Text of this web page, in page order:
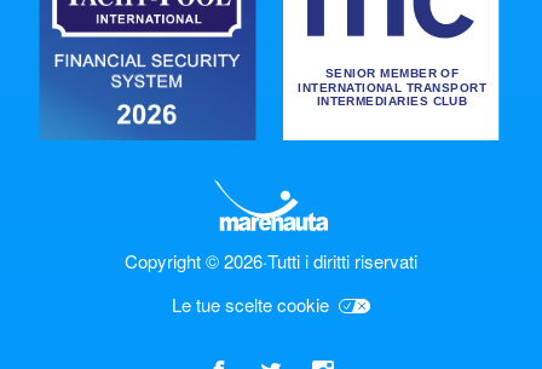
Copyright © 2026·Tutti i diritti riservati
Le tue scelte cookie